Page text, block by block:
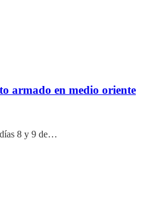
armado en medio oriente
días 8 y 9 de…